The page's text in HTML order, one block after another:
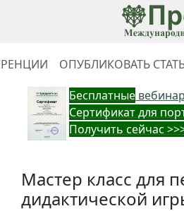
ОПУБЛИКОВАТЬ
Бесплатные
Cертификат для
Получить сейчас
Мастер класс для
дидактической